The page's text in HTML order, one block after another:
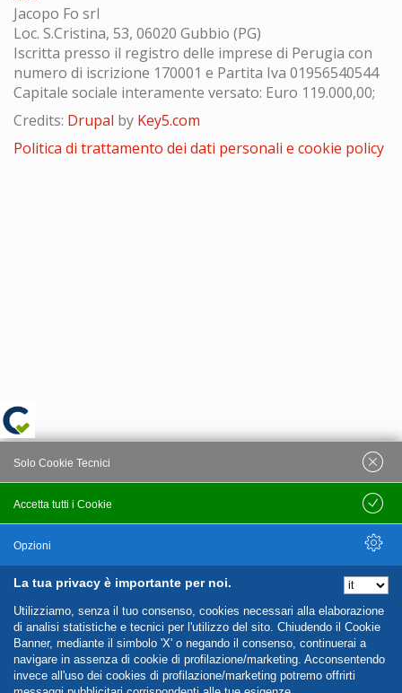
Jacopo Fo srl
Loc. S.Cristina, 53, 06020 Gubbio (PG)
Iscritta presso il registro delle imprese di Perugia con
numero di iscrizione 170001 e Partita Iva 01956540544
Capitale sociale interamente versato: Euro 119.000,00;
Credits: Drupal by Key5.com
Politica di trattamento dei dati personali e cookie policy
La tua privacy è importante per noi.
Utilizziamo, senza il tuo consenso, cookies necessari alla elaborazione
di analisi statistiche e tecnici per l'utilizzo del sito. Chiudendo il Cookie
Banner, mediante il simbolo 'X' o negando il consenso, continuerai a
navigare in assenza di cookie di profilazione/marketing. Acconsentendo
invece all'uso dei cookies di profilazione/marketing potremo offrirti
Accetta tutti i Cookie
Solo Cookie Tecnici
Salva
Opzioni
Nascondi Opzioni